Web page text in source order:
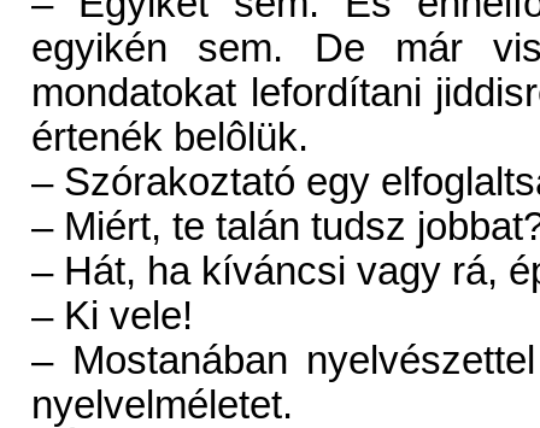
egyikén sem. De már
mondatokat lefordítani
értenék belôlük.
– Szórakoztató egy
– Miért, te talán tudsz
– Hát, ha kíváncsi vagy rá,
– Ki vele!
– Mostanában
nyelvelméletet.